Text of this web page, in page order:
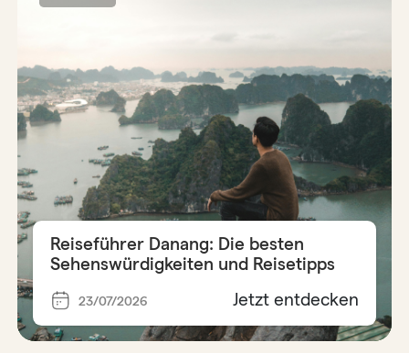
Reiseführer Danang: Die besten
Sehenswürdigkeiten und Reisetipps
23/07/2026 Jetzt entdecken